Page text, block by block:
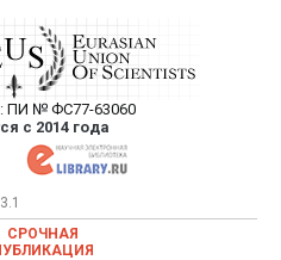
Союз Ученых —
статей в
журнале
ПИ № ФС77-63060
с 2014 года
публикация научных статей в
научном журнале
СРОЧНАЯ